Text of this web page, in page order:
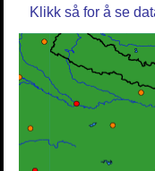
Klikk så for å se